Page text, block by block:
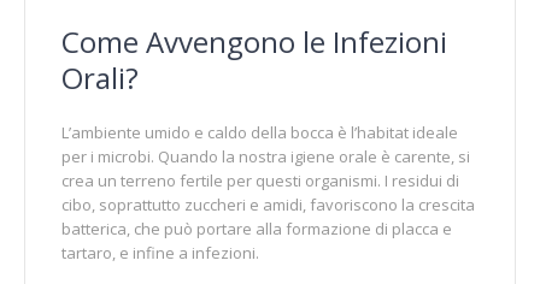
Come Avvengono le Infezioni
Orali?
L’ambiente umido e caldo della bocca è l’habitat ideale
per i microbi. Quando la nostra igiene orale è carente, si
crea un terreno fertile per questi organismi. I residui di
cibo, soprattutto zuccheri e amidi, favoriscono la crescita
batterica, che può portare alla formazione di placca e
tartaro, e infine a infezioni.